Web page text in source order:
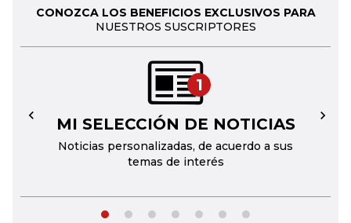
CONOZCA LOS BENEFICIOS EXCLUSIVOS PARA
NUESTROS SUSCRIPTORES
1
MI SELECCIÓN DE NOTICIAS
Noticias personalizadas, de acuerdo a sus
temas de interés
← →